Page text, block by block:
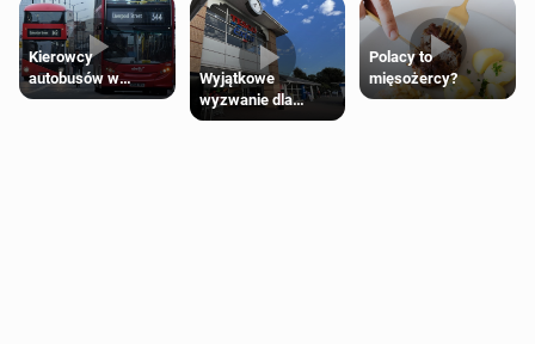
Kierowcy
autobusów w
Londynie
Wyjątkowe
wyzwanie dla
posiadaczy kart
Polacy to
mięsożercy?